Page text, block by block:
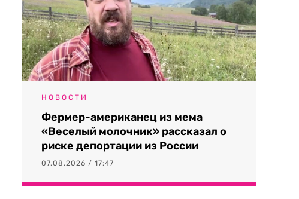
НОВОСТИ
Фермер-американец из мема
«Веселый молочник» рассказал о
риске депортации из России
07.08.2026 / 17:47